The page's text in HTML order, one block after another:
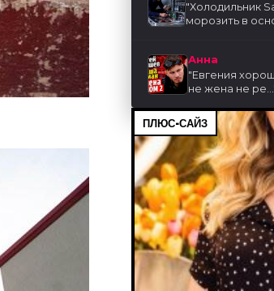
"Холодильник
морозить в
Анна
"Евгения
не жена не ре...
ПЛЮС-САЙЗ